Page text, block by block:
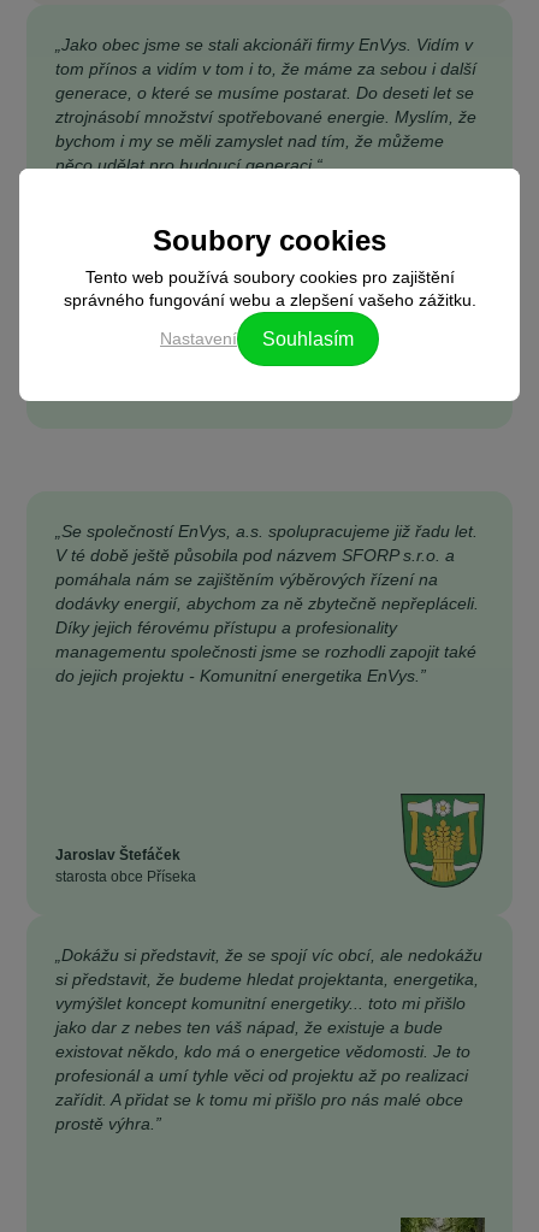
„Jako obec jsme se stali akcionáři firmy EnVys. Vidím v
tom přínos a vidím v tom i to, že máme za sebou i další
generace, o které se musíme postarat. Do deseti let se
ztrojnásobí množství spotřebované energie. Myslím, že
bychom i my se měli zamyslet nad tím, že můžeme
něco udělat pro budoucí generaci.“
„Se společností EnVys, a.s. spolupracujeme již řadu let.
V té době ještě působila pod názvem SFORP s.r.o. a
pomáhala nám se zajištěním výběrových řízení na
dodávky energií, abychom za ně zbytečně nepřepláceli.
Díky jejich férovému přístupu a profesionality
managementu společnosti jsme se rozhodli zapojit také
do jejich projektu - Komunitní energetika EnVys.”
Jaroslav Štefáček
starosta obce Příseka
„Dokážu si představit, že se spojí víc obcí, ale nedokážu
si představit, že budeme hledat projektanta, energetika,
vymýšlet koncept komunitní energetiky... toto mi přišlo
jako dar z nebes ten váš nápad, že existuje a bude
existovat někdo, kdo má o energetice vědomosti. Je to
profesionál a umí tyhle věci od projektu až po realizaci
zařídit. A přidat se k tomu mi přišlo pro nás malé obce
prostě výhra.”
Soubory cookies
Tento web používá soubory cookies pro zajištění
správného fungování webu a zlepšení vašeho zážitku.
Nastavení Souhlasím